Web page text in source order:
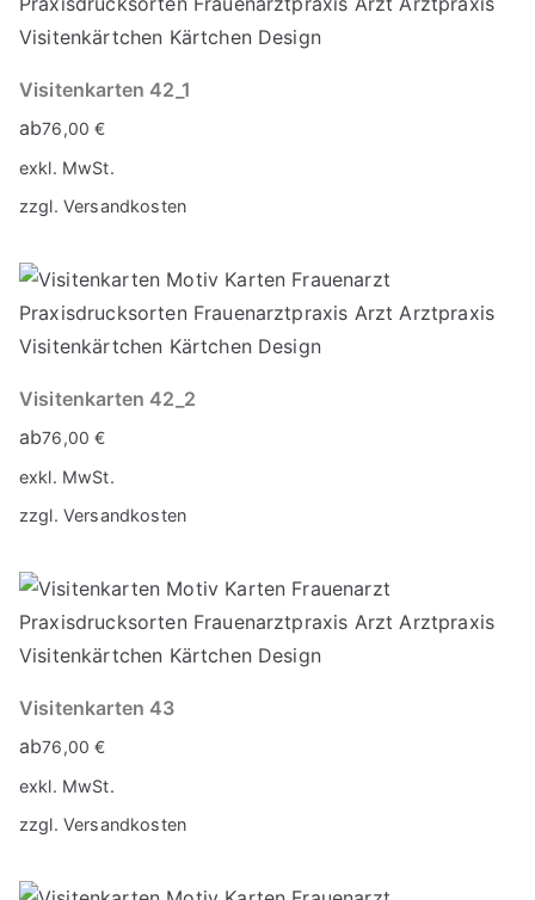
Visitenkarten 42_1
ab76,00€
exkl. MwSt.
zzgl. Versandkosten
Visitenkarten 42_2
ab76,00€
exkl. MwSt.
zzgl. Versandkosten
Visitenkarten 43
ab76,00€
exkl. MwSt.
zzgl. Versandkosten